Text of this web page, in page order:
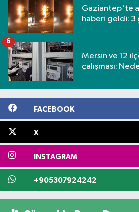
Gaziantep'te
haberi geldi: 3
Mersin ve 12
çalışması:
6
FACEBOOK
X
INSTAGRAM
+905307924242